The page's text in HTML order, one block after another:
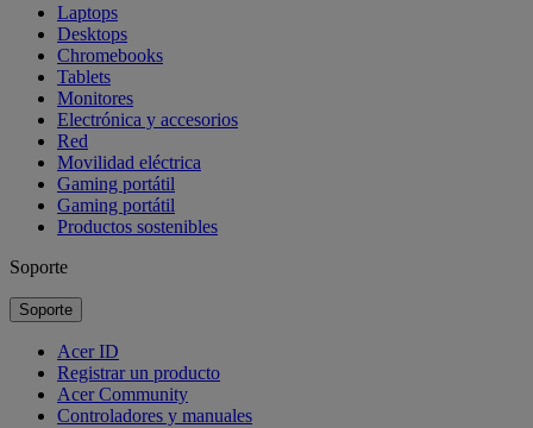
Laptops
Desktops
Chromebooks
Tablets
Monitores
Electrónica y accesorios
Red
Movilidad eléctrica
Gaming portátil
Gaming portátil
Productos sostenibles
Soporte
Soporte
Acer ID
Registrar un producto
Acer Community
Controladores y manuales